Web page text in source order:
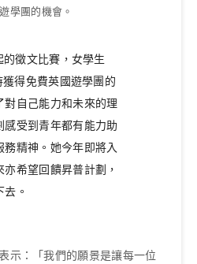
學團的機會。
徵文比賽，女學生
得免費英國遊學團的
自己能力和未來的理
受到青年都有能力助
務精神。她今年即將入
希望回饋昇普計劃，
。
示：「我們的願景是讓每一位